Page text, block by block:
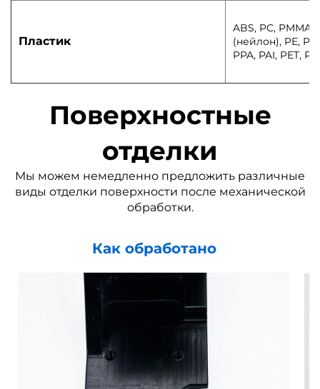
Пластик
ABS, PC, PMMA
(нейлон), PE,
PPA, PAI, PET,
Поверхностные
отделки
Мы можем немедленно предложить различные
виды отделки поверхности после механической
обработки.
Как обработано